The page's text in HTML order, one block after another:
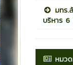
มทร.
บริหาร 6
หมว